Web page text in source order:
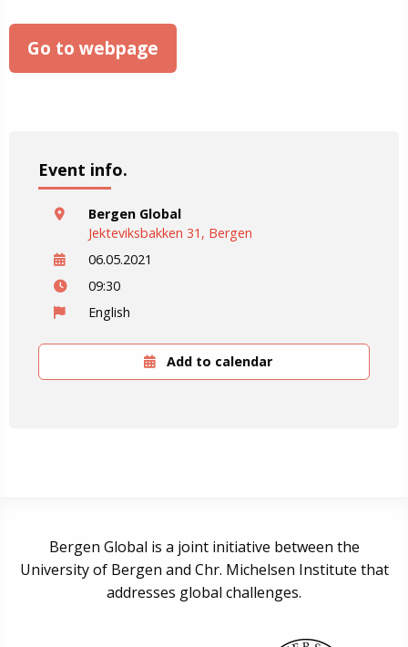
Go to webpage
Event info.
Bergen Global
Jekteviksbakken 31, Bergen
06.05.2021
09:30
English
Add to calendar
Bergen Global is a joint initiative between the
University of Bergen and Chr. Michelsen Institute that
addresses global challenges.